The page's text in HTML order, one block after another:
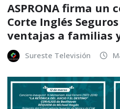
ASPRONA firma un
Corte Inglés
ventajas a familias
Sureste Televisión